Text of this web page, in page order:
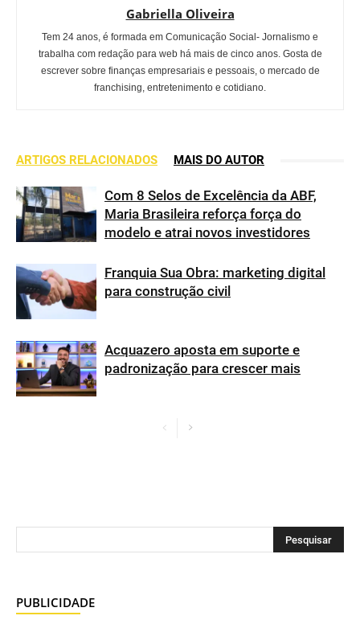
Gabriella Oliveira
Tem 24 anos, é formada em Comunicação Social- Jornalismo e
trabalha com redação para web há mais de cinco anos. Gosta de
escrever sobre finanças empresariais e pessoais, o mercado de
franchising, entretenimento e cotidiano.
ARTIGOS RELACIONADOS MAIS DO AUTOR
Com 8 Selos de Excelência da ABF,
Maria Brasileira reforça força do
modelo e atrai novos investidores
Franquia Sua Obra: marketing digital
para construção civil
Acquazero aposta em suporte e
padronização para crescer mais
PUBLICIDADE